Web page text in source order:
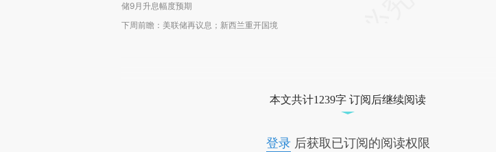
储9月升息幅度预期
下周前瞻：美联储再议息；新西兰重开国境
本文共计1239字 订阅后继续阅读
登录后获取已订阅的阅读权限